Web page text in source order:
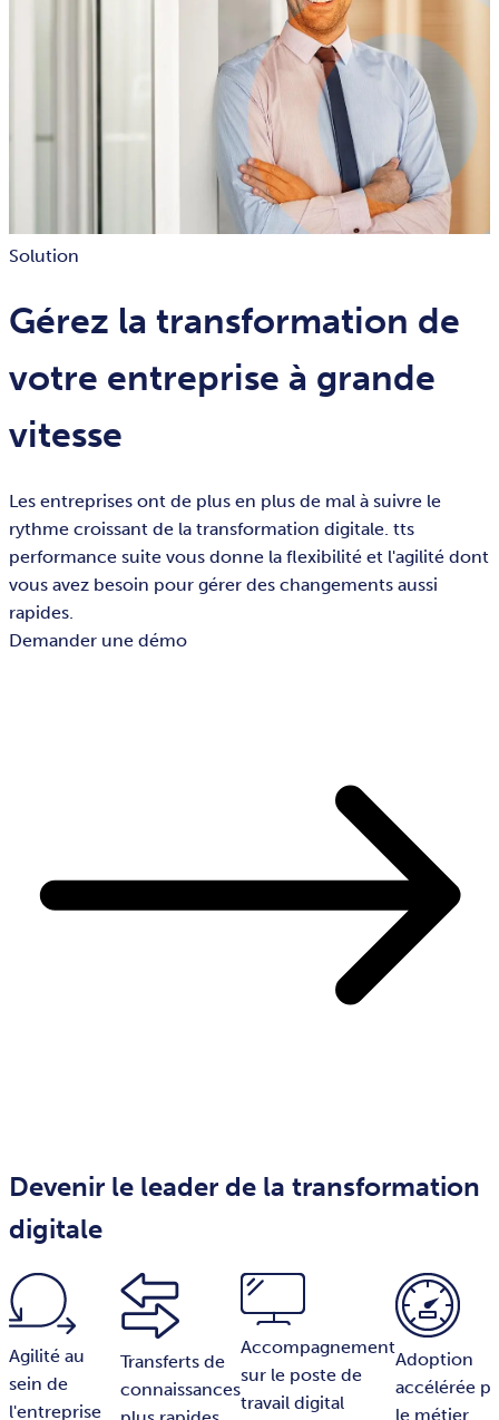
Solution
Gérez la transformation de
votre entreprise à grande
vitesse
Les entreprises ont de plus en plus de mal à suivre le
rythme croissant de la transformation digitale. tts
performance suite vous donne la flexibilité et l'agilité dont
vous avez besoin pour gérer des changements aussi
rapides.
Demander une démo
Devenir le leader de la transformation
digitale
Agilité au
sein de
l'entreprise
Transferts de
connaissances
Accompagnement
sur le poste de
travail digital
Adoption
accélérée
le métier